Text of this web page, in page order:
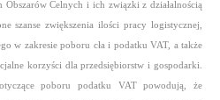
Celnych i ich związki z działalnością
szanse zwiększenia ilości pracy logistycznej,
w zakresie poboru cła i podatku VAT, a także
korzyści dla przedsiębiorstwi gospodarki.
poboru podatku VAT powodują, że